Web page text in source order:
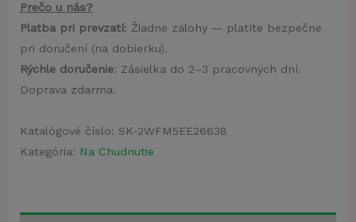
Prečo u nás?
Platba pri prevzatí: Žiadne zálohy — platíte bezpečne
pri doručení (na dobierku).
Rýchle doručenie: Zásielka do 2–3 pracovných dní.
Doprava zdarma.
Katalógové číslo: SK-2WFM5EE26638
Kategória: Na Chudnutie